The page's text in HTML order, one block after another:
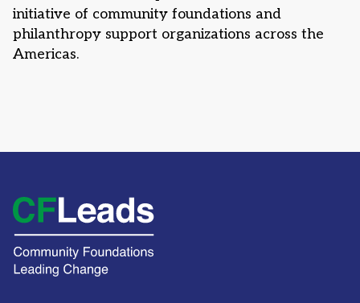
initiative of community foundations and
philanthropy support organizations across the
Americas.